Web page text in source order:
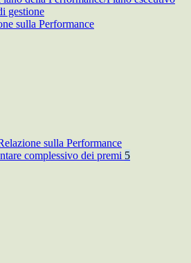
gestione
sulla Performance
sulla Performance
complessivo dei premi 5